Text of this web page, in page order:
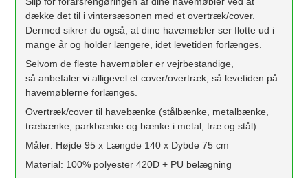
dække det til i vintersæsonen med et overtræk/cover.
Dermed sikrer du også, at dine havemøbler ser flotte ud i
mange år og holder længere, idet levetiden forlænges.
Selvom de fleste havemøbler er vejrbestandige,
så anbefaler vi alligevel et cover/overtræk, så levetiden på
havemøblerne forlænges.
Overtræk/cover til havebænke (stålbænke, metalbænke,
træbænke, parkbænke og bænke i metal, træ og stål):
Måler: Højde 95 x Længde 140 x Dybde 75 cm
Material: 100% polyester 420D + PU belægning